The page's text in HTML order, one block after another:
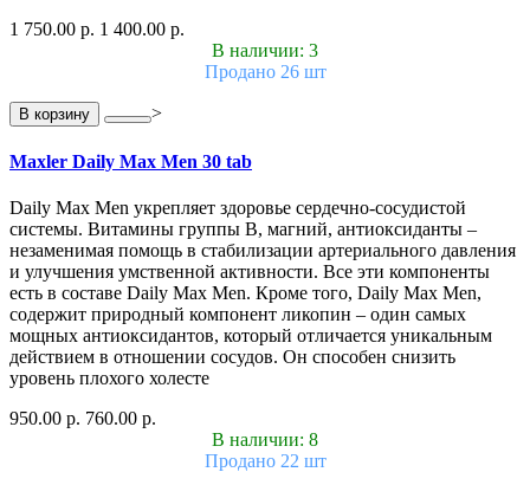
1 750.00 р. 1 400.00 р.
В наличии: 3
Продано 26 шт
В корзину >
Maxler Daily Max Men 30 tab
Daily Max Men укрепляет здоровье сердечно-сосудистой
системы. Витамины группы В, магний, антиоксиданты –
незаменимая помощь в стабилизации артериального давления
и улучшения умственной активности. Все эти компоненты
есть в составе Daily Max Men. Кроме того, Daily Max Men,
содержит природный компонент ликопин – один самых
мощных антиоксидантов, который отличается уникальным
действием в отношении сосудов. Он способен снизить
уровень плохого холесте
950.00 р. 760.00 р.
В наличии: 8
Продано 22 шт